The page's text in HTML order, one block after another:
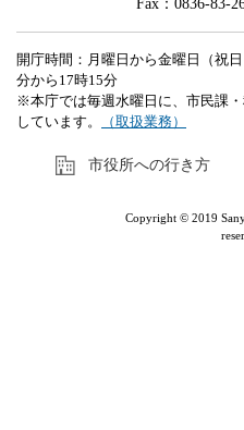
Fax：0836-83-
開庁時間：月曜日から金曜日（祝
分から17時15分
※本庁では毎週水曜日に、市民課
しています。
（取扱業務）
市役所への行き方
Copyright © 2019